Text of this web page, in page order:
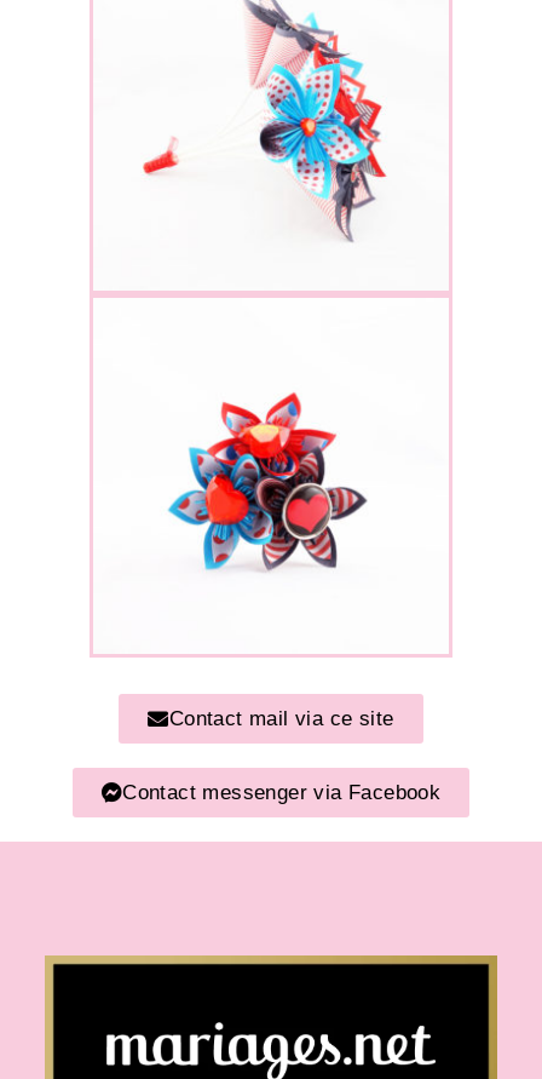
Contact mail via ce site
Contact messenger via Facebook